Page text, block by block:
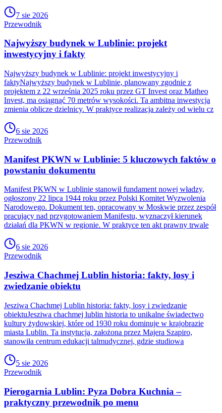
7 sie 2026
Przewodnik
Najwyższy budynek w Lublinie: projekt
inwestycyjny i fakty
Najwyższy budynek w Lublinie: projekt inwestycyjny i
faktyNajwyższy budynek w Lublinie, planowany zgodnie z
projektem z 22 września 2025 roku przez GT Invest oraz Matheo
Invest, ma osiągnąć 70 metrów wysokości. Ta ambitna inwestycja
zmienia oblicze dzielnicy. W praktyce realizacja zależy od wielu cz
6 sie 2026
Przewodnik
Manifest PKWN w Lublinie: 5 kluczowych faktów o
powstaniu dokumentu
Manifest PKWN w Lublinie stanowił fundament nowej władzy,
ogłoszony 22 lipca 1944 roku przez Polski Komitet Wyzwolenia
Narodowego. Dokument ten, opracowany w Moskwie przez zespół
pracujący nad przygotowaniem Manifestu, wyznaczył kierunek
działań dla PKWN w regionie. W praktyce ten akt prawny trwale
6 sie 2026
Przewodnik
Jesziwa Chachmej Lublin historia: fakty, losy i
zwiedzanie obiektu
Jesziwa Chachmej Lublin historia: fakty, losy i zwiedzanie
obiektuJesziwa chachmej lublin historia to unikalne świadectwo
kultury żydowskiej, które od 1930 roku dominuje w krajobrazie
miasta Lublin. Ta instytucja, założona przez Majera Szapiro,
stanowiła centrum edukacji talmudycznej, gdzie studiowa
5 sie 2026
Przewodnik
Pierogarnia Lublin: Pyza Dobra Kuchnia –
praktyczny przewodnik po menu